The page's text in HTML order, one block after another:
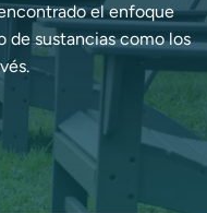
el enfoque
de sustancias como los